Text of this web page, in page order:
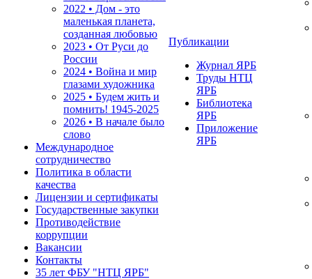
2022 • Дом - это
маленькая планета,
созданная любовью
2023 • От Руси до
России
2024 • Война и мир
глазами художника
2025 • Будем жить и
помнить! 1945-2025
2026 • В начале было
слово
Международное
сотрудничество
Политика в области
качества
Лицензии и сертификаты
Государственные закупки
Противодействие
коррупции
Вакансии
Контакты
35 лет ФБУ "НТЦ ЯРБ"
Публикации
Журнал ЯРБ
Труды НТЦ
ЯРБ
Библиотека
ЯРБ
Приложение
ЯРБ